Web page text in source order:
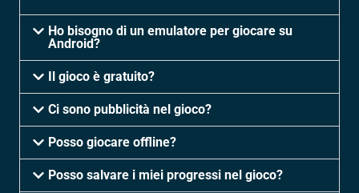
Ho bisogno di un emulatore per giocare su
Android?
Il gioco è gratuito?
Ci sono pubblicità nel gioco?
Posso giocare offline?
Posso salvare i miei progressi nel gioco?